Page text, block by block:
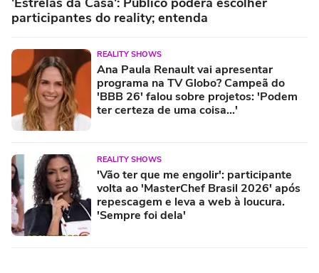
participantes do reality; entenda
REALITY SHOWS
Ana Paula Renault vai apresentar
programa na TV Globo? Campeã do
'BBB 26' falou sobre projetos: 'Podem
ter certeza de uma coisa...'
REALITY SHOWS
'Vão ter que me engolir': participante
volta ao 'MasterChef Brasil 2026' após
repescagem e leva a web à loucura.
'Sempre foi dela'